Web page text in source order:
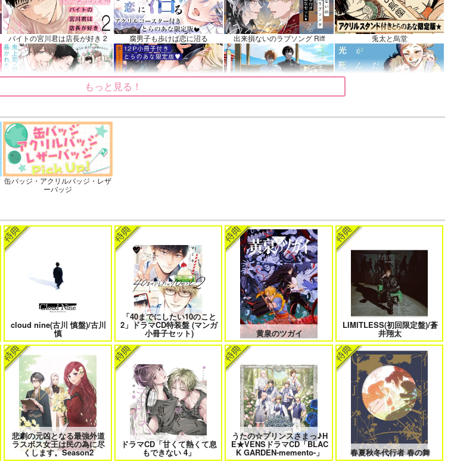
バイトの宮川君は店長が好き 2 腐男子も歩けば恋に沼る 出来損ないのラブソング Riff 兎太と烏堂
忠犬部下とツンデレ少尉 2
愛とかいろいろあるところ あなたは俺の運命でしょ！！
やらしく躾けて愛してあげる－
Dom／Subユニバース－２
最狂ヤンキーが僕だけに夢中な
件！？
エンドロールは地獄まで 2 嘘つきなキスで今日もバイバイ 好きとおかえり 25時、赤坂で 6
自分しか知らない彼氏の一面 1 明日もきみに会いに行く 2 平野と鍵浦 7 せんせいの金曜日
オレはお前に推されたい!! 隠れ狼と流され子羊 夫を味方にする方法 5 甘くて熱くて息もできない 4
もっと見る！
缶バッジ・アクリルバッジ・レザ
ーバッジ
cloud nine(古川 慎盤)/古川
慎
「40までにしたい10のこと
2」ドラマCD特装盤 (マンガ
小冊子セット) 黄泉のツガイ
LIMITLESS(初回限定盤)/蒼
井翔太
悲劇の元凶となる最強外道
ラスボス女王は民の為に尽
くします。Season2
ドラマCD「甘くて熱くて息
もできない 4」
うたの☆プリンスさまっ♪H
E★VENSドラマCD「BLAC
K GARDEN-memento-」 春夏秋冬代行者 春の舞